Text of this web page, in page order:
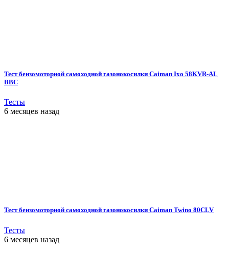
Тест бензомоторной самоходной газонокосилки Caiman Ixo 58KVR-AL
BBC
Тесты
6 месяцев назад
Тест бензомоторной самоходной газонокосилки Caiman Twino 80CLV
Тесты
6 месяцев назад